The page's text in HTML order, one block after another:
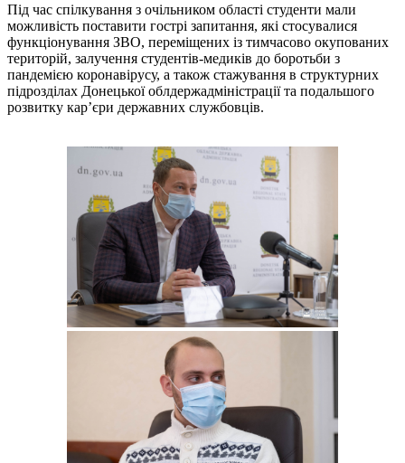
Під час спілкування з очільником області студенти мали
можливість поставити гострі запитання, які стосувалися
функціонування ЗВО, переміщених із тимчасово окупованих
територій, залучення студентів-медиків до боротьби з
пандемією коронавірусу, а також стажування в структурних
підрозділах Донецької облдержадміністрації та подальшого
розвитку кар’єри державних службовців.